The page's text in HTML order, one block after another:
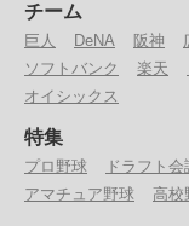
チーム
巨人 DeNA 阪神
ソフトバンク
楽天
オイシックス
特集
プロ野球 ドラフト会
アマチュア野球
高校